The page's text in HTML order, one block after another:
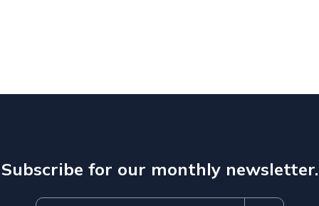
Subscribe for our monthly newsletter.